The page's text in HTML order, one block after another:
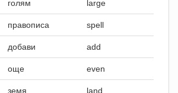
голям large
правописа spell
добави add
още even
земя land